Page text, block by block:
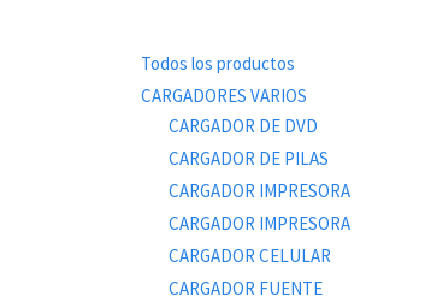
Todos los productos
CARGADORES VARIOS
CARGADOR DE DVD
CARGADOR DE PILAS
CARGADOR IMPRESORA
CARGADOR IMPRESORA
CARGADOR CELULAR
CARGADOR FUENTE